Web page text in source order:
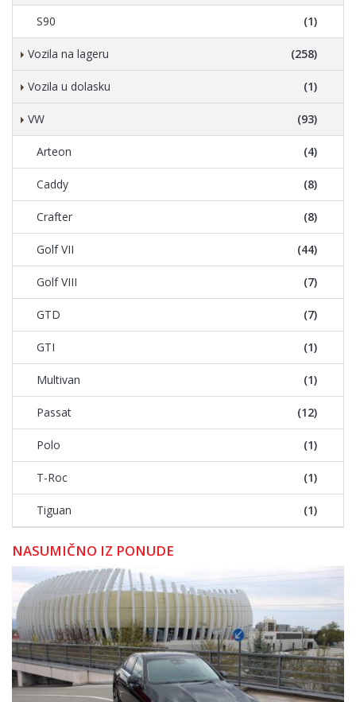
S90 (1)
Vozila na lageru (258)
Vozila u dolasku (1)
VW (93)
Arteon (4)
Caddy (8)
Crafter (8)
Golf VII (44)
Golf VIII (7)
GTD (7)
GTI (1)
Multivan (1)
Passat (12)
Polo (1)
T-Roc (1)
Tiguan (1)
NASUMIČNO IZ PONUDE